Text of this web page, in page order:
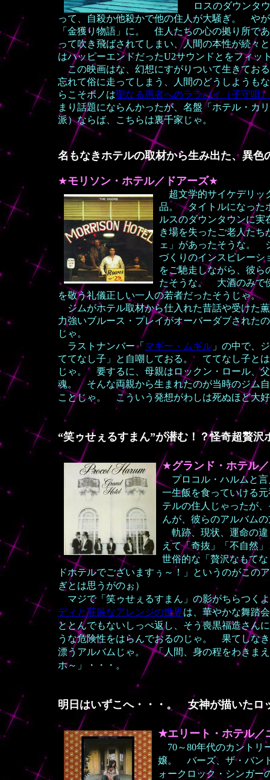
ロスのダウンタ
って、自殺か他殺かで他の住人が大騒ぎ。 や
「金獲り物語」に。 住人たちの心の拠り所で
って吹き飛ばされてしまい、人間の本性が続々
はハッピーエンドだったU2サウンドとをフィッ
この映画はな、幻想にすがりついて生きてお
忘れて俗に走ってしまう、人間のどうしようも
らこそボノは聖なる愚者へのララバイ（子守唄）
まり話題にならんかったが、名盤「ホテル・カ
派）ならば、こちらは裏千家じゃ。
名もなきホテルの取材から生み出た、異色
★モリソン・ホテル／ドアーズ★
超文学的サイケデリッ
品。 タイトルになった
ルスのダウンタウンに
き場を失ったご老人たち
ェ」があったそうな。
づくりのインスピレーシ
をご馳走しながら、彼
たそうな。 大酒のみで
を敬う礼儀正しい一人の若者だったそうじゃ。
ジムがホテル取材から仕入れた昔話や受けた
力強いブルース・プレイがオーバーダブされた
じゃ。
ラストナンバー「 マギー・ムギル 」の中で、
ててなし子」と自嘲しておる。 ててなし子と
じゃ。 要するに、母親はロックン・ロール、
魂。 そんな両親から生まれたのが当時のジム
ことじゃ。 こういう発想がわしは死ぬほど大
“笑ゥせぇるすまん”が潜む！？怪奇超贅沢
★グランド・ホテル
プロコル・ハルムと
一生飯を食っていける
テルの住人じゃったが
んが、彼らのアルバム
軌跡、現状、運命の違
えて「奇抜」「不自然
世俗的な「贅沢なもて
ドホテルでございますぅ～！」というのがこの
ぎとは思うがのぉ）
マジで「笑ゥせぇるすまん」の影がちらつく
ディと荘厳なアレンジの世界は、華やかな舞踏
ととんでもないしっぺ返し、そう喪黒福造さん
うな危険性をはらんでおるのじゃ。 果てしな
漂うアルバムじゃ。 「人間、身の程をわきま
ホ～」・・・。
明日はいずこへ・・・。 女神が描いたロ
★エリート・ホテル
70～80年代のカントリ
嬢。 バーズ、ザ・バン
ォークロック・シンガー